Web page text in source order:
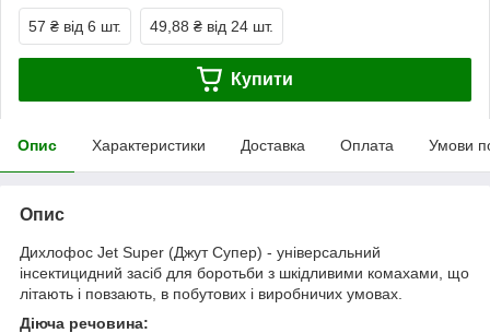
57 ₴ від 6 шт. 49,88 ₴ від 24 шт.
Купити
Опис Характеристики Доставка Оплата Умови
Опис
Дихлофос Jet Super (Джут Супер) - універсальний
інсектицидний засіб для боротьби з шкідливими комахами, що
літають і повзають, в побутових і виробничих умовах.
Діюча речовина: